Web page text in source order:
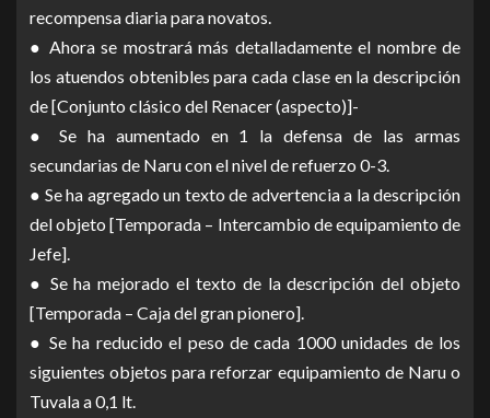
recompensa diaria para novatos.
● Ahora se mostrará más detalladamente el nombre de
los atuendos obtenibles para cada clase en la descripción
de [Conjunto clásico del Renacer (aspecto)]-
● Se ha aumentado en 1 la defensa de las armas
secundarias de Naru con el nivel de refuerzo 0-3.
● Se ha agregado un texto de advertencia a la descripción
del objeto [Temporada – Intercambio de equipamiento de
Jefe].
● Se ha mejorado el texto de la descripción del objeto
[Temporada – Caja del gran pionero].
● Se ha reducido el peso de cada 1000 unidades de los
siguientes objetos para reforzar equipamiento de Naru o
Tuvala a 0,1 lt.